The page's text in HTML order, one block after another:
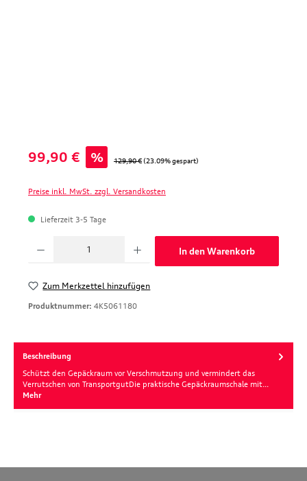
Verkaufspreis:
99,90 € % Regulärer Preis:
129,90 € (23.09% gespart)
Preise inkl. MwSt. zzgl. Versandkosten
Lieferzeit 3-5 Tage
In den Warenkorb
Zum Merkzettel hinzufügen
Produktnummer: 4K5061180
Beschreibung
Schützt den Gepäckraum vor Verschmutzung und vermindert das
Verrutschen von TransportgutDie praktische Gepäckraumschale mit…
Mehr